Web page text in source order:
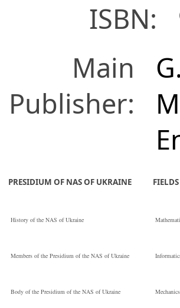
ISBN:
Main
Publisher:
PRESIDIUM OF NAS OF UKRAINE
History of the NAS of Ukraine
Members of the Presidium of the NAS of Ukraine
Body of the Presidium of the NAS of Ukraine Mechanics